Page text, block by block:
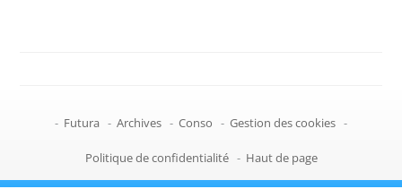
- Futura - Archives - Conso - Gestion des cookies -
Politique de confidentialité - Haut de page